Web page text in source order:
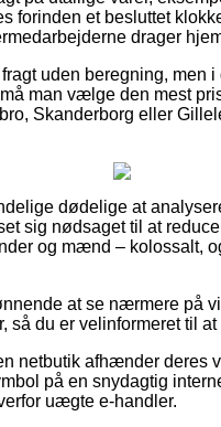
forinden et besluttet
drager
uden beregning,
man vælge den mest
Skanderborg eller
dødelige at
sig nødsaget til at
og mænd – kolossalt,
at se nærmere på
så du er velinformeret til
netbutik afhænder deres
på en snydagtig
uægte e-handler.